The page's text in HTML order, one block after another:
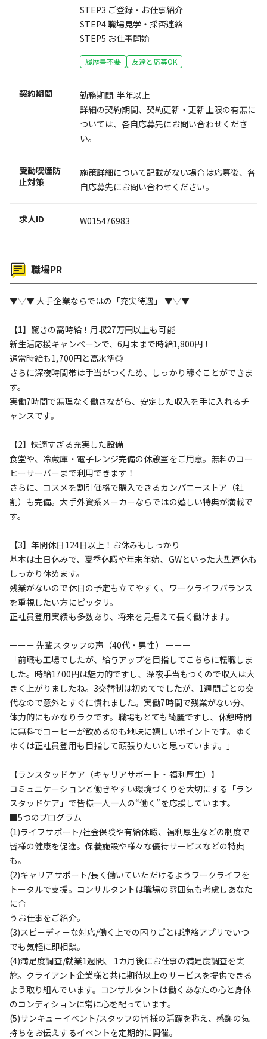
STEP3 ご登録・お仕事紹介
STEP4 職場見学・採否連絡
STEP5 お仕事開始
履歴書不要 友達と応募OK
契約期間
勤務期間: 半年以上
詳細の契約期間、契約更新・更新上限の有無に
ついては、各自応募先にお問い合わせくださ
い。
受動喫煙防
止対策
施策詳細について記載がない場合は応募後、各
自応募先にお問い合わせください。
求人ID W015476983
職場PR
▼▽▼ 大手企業ならではの「充実待遇」 ▼▽▼
【1】驚きの高時給！月収27万円以上も可能
新生活応援キャンペーンで、6月末まで時給1,800円！
通常時給も1,700円と高水準◎
さらに深夜時間帯は手当がつくため、しっかり稼ぐことができま
す。
実働7時間で無理なく働きながら、安定した収入を手に入れるチ
ャンスです。
【2】快適すぎる充実した設備
食堂や、冷蔵庫・電子レンジ完備の休憩室をご用意。無料のコー
ヒーサーバーまで利用できます！
さらに、コスメを割引価格で購入できるカンパニーストア（社
割）も完備。大手外資系メーカーならではの嬉しい特典が満載で
す。
【3】年間休日124日以上！お休みもしっかり
基本は土日休みで、夏季休暇や年末年始、GWといった大型連休も
しっかり休めます。
残業がないので休日の予定も立てやすく、ワークライフバランス
を重視したい方にピッタリ。
正社員登用実績も多数あり、将来を見据えて長く働けます。
ーーー 先輩スタッフの声（40代・男性） ーーー
「前職も工場でしたが、給与アップを目指してこちらに転職しま
した。時給1700円は魅力的ですし、深夜手当もつくので収入は大
きく上がりましたね。3交替制は初めてでしたが、1週間ごとの交
代なので意外とすぐに慣れました。実働7時間で残業がない分、
体力的にもかなりラクです。職場もとても綺麗ですし、休憩時間
に無料でコーヒーが飲めるのも地味に嬉しいポイントです。ゆく
ゆくは正社員登用も目指して頑張りたいと思っています。」
【ランスタッドケア（キャリアサポート・福利厚生）】
コミュニケーションと働きやすい環境づくりを大切にする「ラン
スタッドケア」で皆様一人一人の“働く”を応援しています。
■5つのプログラム
(1)ライフサポート/社会保険や有給休暇、福利厚生などの制度で
皆様の健康を促進。保養施設や様々な優待サービスなどの特典
も。
(2)キャリアサポート/長く働いていただけるようワークライフを
トータルで支援。コンサルタントは職場の雰囲気も考慮しあなた
に合
うお仕事をご紹介。
(3)スピーディーな対応/働く上での困りごとは連絡アプリでいつ
でも気軽に即相談。
(4)満足度調査/就業1週間、 1カ月後にお仕事の満足度調査を実
施。クライアント企業様と共に期待以上のサービスを提供できる
よう取り組んでいます。コンサルタントは働くあなたの心と身体
のコンディションに常に心を配っています。
(5)サンキューイベント/スタッフの皆様の活躍を称え、感謝の気
持ちをお伝えするイベントを定期的に開催。